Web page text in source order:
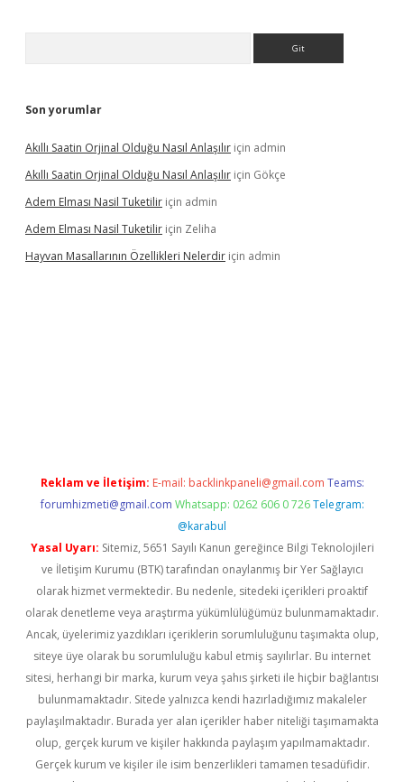
Son yorumlar
Akıllı Saatin Orjinal Olduğu Nasıl Anlaşılır için admin
Akıllı Saatin Orjinal Olduğu Nasıl Anlaşılır için Gökçe
Adem Elması Nasil Tuketilir için admin
Adem Elması Nasil Tuketilir için Zeliha
Hayvan Masallarının Özellikleri Nelerdir için admin
Reklam ve İletişim: E-mail: backlinkpaneli@gmail.com Teams:
forumhizmeti@gmail.com Whatsapp: 0262 606 0 726 Telegram:
@karabul
Yasal Uyarı: Sitemiz, 5651 Sayılı Kanun gereğince Bilgi Teknolojileri
ve İletişim Kurumu (BTK) tarafından onaylanmış bir Yer Sağlayıcı
olarak hizmet vermektedir. Bu nedenle, sitedeki içerikleri proaktif
olarak denetleme veya araştırma yükümlülüğümüz bulunmamaktadır.
Ancak, üyelerimiz yazdıkları içeriklerin sorumluluğunu taşımakta olup,
siteye üye olarak bu sorumluluğu kabul etmiş sayılırlar. Bu internet
sitesi, herhangi bir marka, kurum veya şahıs şirketi ile hiçbir bağlantısı
bulunmamaktadır. Sitede yalnızca kendi hazırladığımız makaleler
paylaşılmaktadır. Burada yer alan içerikler haber niteliği taşımamakta
olup, gerçek kurum ve kişiler hakkında paylaşım yapılmamaktadır.
Gerçek kurum ve kişiler ile isim benzerlikleri tamamen tesadüfidir.